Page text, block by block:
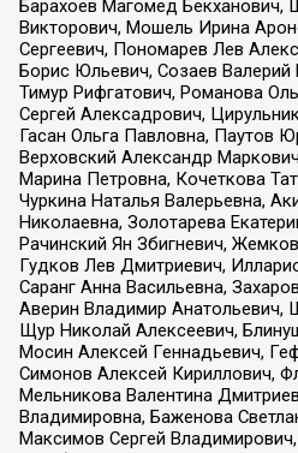
Барахоев Магомед Бекханович,
Викторович, Мошель Ирина
Сергеевич, Пономарев Лев
Борис Юльевич, Созаев Валерий
Тимур Рифгатович, Романова
Сергей Алексадрович,
Гасан Ольга Павловна, Паутов
Верховский Александр
Марина Петровна, Кочеткова
Чуркина Наталья Валерьевна,
Николаевна, Золотарева
Рачинский Ян Збигневич,
Гудков Лев Дмитриевич,
Саранг Анна Васильевна,
Аверин Владимир Анатольевич,
Щур Николай Алексеевич,
Мосин Алексей Геннадьевич,
Симонов Алексей Кириллович,
Мельникова Валентина
Владимировна, Баженова
Максимов Сергей